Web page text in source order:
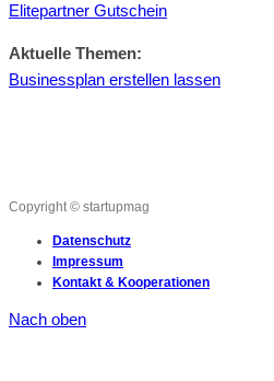
Elitepartner Gutschein
Aktuelle Themen:
Businessplan erstellen lassen
Copyright © startupmag
Datenschutz
Impressum
Kontakt & Kooperationen
Nach oben